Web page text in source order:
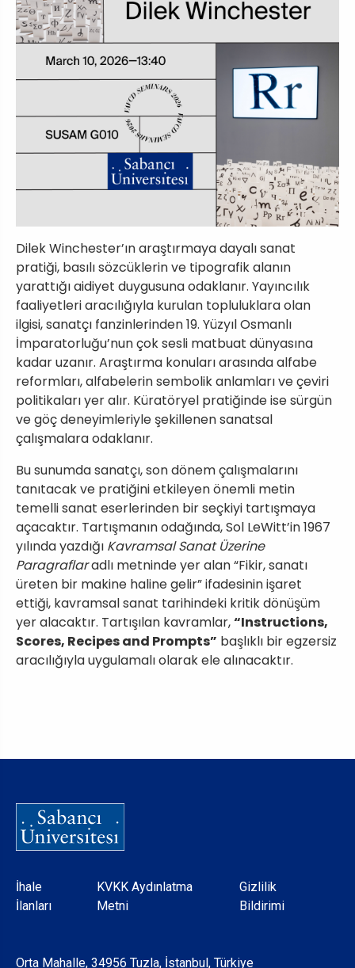
Dilek Winchester’ın araştırmaya dayalı sanat
pratiği, basılı sözcüklerin ve tipografik alanın
yarattığı aidiyet duygusuna odaklanır. Yayıncılık
faaliyetleri aracılığıyla kurulan topluluklara olan
ilgisi, sanatçı fanzinlerinden 19. Yüzyıl Osmanlı
İmparatorluğu’nun çok sesli matbuat dünyasına
kadar uzanır. Araştırma konuları arasında alfabe
reformları, alfabelerin sembolik anlamları ve çeviri
politikaları yer alır. Küratöryel pratiğinde ise sürgün
ve göç deneyimleriyle şekillenen sanatsal
çalışmalara odaklanır.
Bu sunumda sanatçı, son dönem çalışmalarını
tanıtacak ve pratiğini etkileyen önemli metin
temelli sanat eserlerinden bir seçkiyi tartışmaya
açacaktır. Tartışmanın odağında, Sol LeWitt’in 1967
yılında yazdığı Kavramsal Sanat Üzerine
Paragraflaradlı metninde yer alan “Fikir, sanatı
üreten bir makine haline gelir” ifadesinin işaret
ettiği, kavramsal sanat tarihindeki kritik dönüşüm
yer alacaktır. Tartışılan kavramlar,“Instructions,
Scores, Recipes and Prompts” başlıklı bir egzersiz
aracılığıyla uygulamalı olarak ele alınacaktır.
Dipnot
İhale
İlanları
KVKK Aydınlatma
Metni
Gizlilik
Bildirimi
Orta Mahalle, 34956 Tuzla, İstanbul, Türkiye